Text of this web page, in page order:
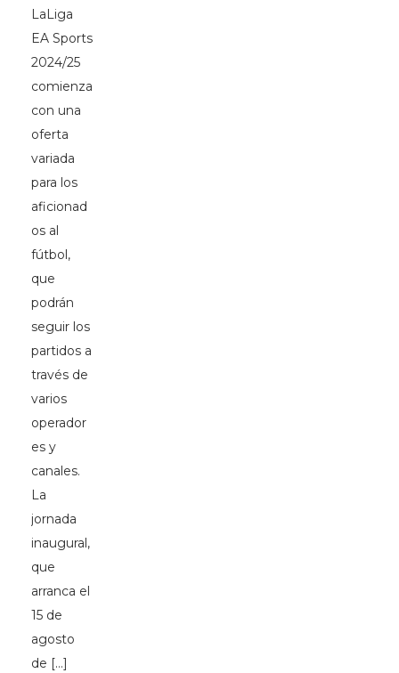
LaLiga
EA Sports
2024/25
comienza
con una
oferta
variada
para los
aficionad
os al
fútbol,
que
podrán
seguir los
partidos a
través de
varios
operador
es y
canales.
La
jornada
inaugural,
que
arranca el
15 de
agosto
de […]